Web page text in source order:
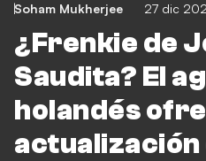
Soham Mukherjee 27 dic
¿Frenkie de
Saudita? El
holandés
actualización